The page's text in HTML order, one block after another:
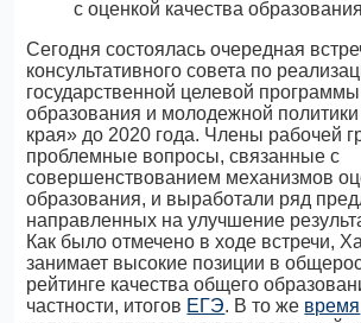
Сегодня состоялась очередная
консультативного совета по
государственной целевой
образования и молодежной
края» до 2020 года. Члены рабочей
проблемные вопросы, связанные с
совершенствованием механизмов
образования, и выработали ряд
направленных на улучшение
Как было отмечено в ходе встречи,
занимает высокие позиции в
рейтинге качества общего
частности, итогов ЕГЭ. В то же время